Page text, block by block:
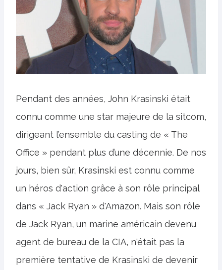
Pendant des années, John Krasinski était
connu comme une star majeure de la sitcom,
dirigeant l’ensemble du casting de « The
Office » pendant plus d’une décennie. De nos
jours, bien sûr, Krasinski est connu comme
un héros d'action grâce à son rôle principal
dans « Jack Ryan » d'Amazon. Mais son rôle
de Jack Ryan, un marine américain devenu
agent de bureau de la CIA, n'était pas la
première tentative de Krasinski de devenir